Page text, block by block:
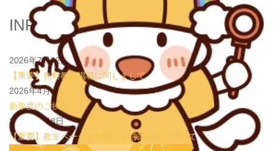
JPCスポーツ教室 山形店
2026.07.22
情操教育ってつまり何？
いのまた音楽教室
2026.07.20 【オンライン開催】夏休みの作文・日記お助け講座
表
現教室そうぞう
北海道・東北
北海道
岩手県
宮城県
秋田県
山形県
福島県
関東
INFORMATION
2026年7月22日
【重要】無料教室掲載に関しまして
2026年4月3日
新年度のご挨拶
2026年1月8日
【重要】教室ページを利用した営業行為に関して